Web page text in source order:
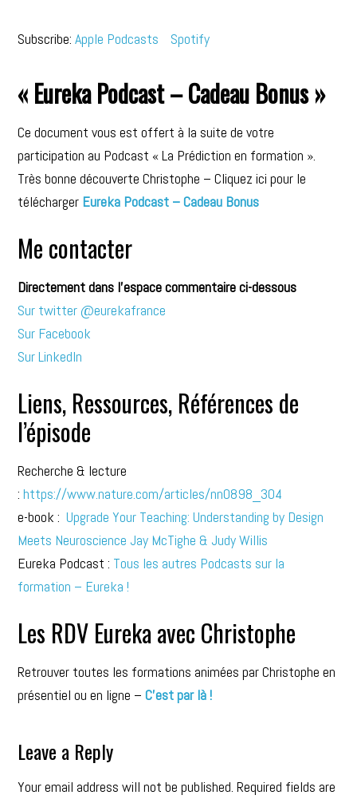
Subscribe:Apple Podcasts Spotify
« Eureka Podcast – Cadeau Bonus »
Ce document vous est offert à la suite de votre
participation au Podcast « La Prédiction en formation ».
Très bonne découverte Christophe – Cliquez ici pour le
télécharger Eureka Podcast – Cadeau Bonus
Me contacter
Directement dans l’espace commentaire ci-dessous
Sur twitter @eurekafrance
Sur Facebook
Sur LinkedIn
Liens, Ressources, Références de
l’épisode
Recherche & lecture
:https://www.nature.com/articles/nn0898_304
e-book :Upgrade Your Teaching: Understanding by Design
Meets Neuroscience Jay McTighe & Judy Willis
Eureka Podcast : Tous les autres Podcasts sur la
formation – Eureka !
Les RDV Eureka avec Christophe
Retrouver toutes les formations animées par Christophe en
présentiel ou en ligne –C’est par là !
Leave a Reply
Your email address will not be published. Required fields are